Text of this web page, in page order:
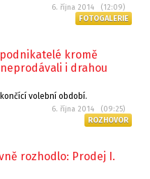
6. října 2014 (12:09)
FOTOGALERIE
kromě
i drahou
volební období.
6. října 2014 (09:25)
ROZHOVOR
rozhodlo: Prodej I.